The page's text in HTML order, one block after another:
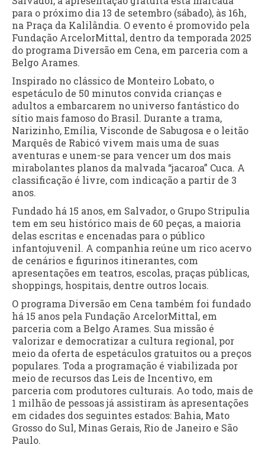
para o próximo dia 13 de setembro (sábado), às 16h,
na Praça da Kalilândia. O evento é promovido pela
Fundação ArcelorMittal, dentro da temporada 2025
do programa Diversão em Cena, em parceria com a
Belgo Arames.
Inspirado no clássico de Monteiro Lobato, o
espetáculo de 50 minutos convida crianças e
adultos a embarcarem no universo fantástico do
sítio mais famoso do Brasil. Durante a trama,
Narizinho, Emília, Visconde de Sabugosa e o leitão
Marquês de Rabicó vivem mais uma de suas
aventuras e unem-se para vencer um dos mais
mirabolantes planos da malvada “jacaroa” Cuca. A
classificação é livre, com indicação a partir de 3
anos.
Fundado há 15 anos, em Salvador, o Grupo Stripulia
tem em seu histórico mais de 60 peças, a maioria
delas escritas e encenadas para o público
infantojuvenil. A companhia reúne um rico acervo
de cenários e figurinos itinerantes, com
apresentações em teatros, escolas, praças públicas,
shoppings, hospitais, dentre outros locais.
O programa Diversão em Cena também foi fundado
há 15 anos pela Fundação ArcelorMittal, em
parceria com a Belgo Arames. Sua missão é
valorizar e democratizar a cultura regional, por
meio da oferta de espetáculos gratuitos ou a preços
populares. Toda a programação é viabilizada por
meio de recursos das Leis de Incentivo, em
parceria com produtores culturais. Ao todo, mais de
1 milhão de pessoas já assistiram às apresentações
em cidades dos seguintes estados: Bahia, Mato
Grosso do Sul, Minas Gerais, Rio de Janeiro e São
Paulo.